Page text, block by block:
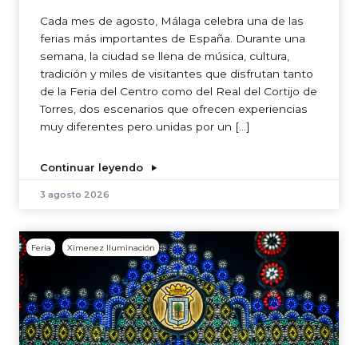
Cada mes de agosto, Málaga celebra una de las
ferias más importantes de España. Durante una
semana, la ciudad se llena de música, cultura,
tradición y miles de visitantes que disfrutan tanto
de la Feria del Centro como del Real del Cortijo de
Torres, dos escenarios que ofrecen experiencias
muy diferentes pero unidas por un […]
Continuar leyendo
3 agosto 2026
Feria Ximenez Iluminación